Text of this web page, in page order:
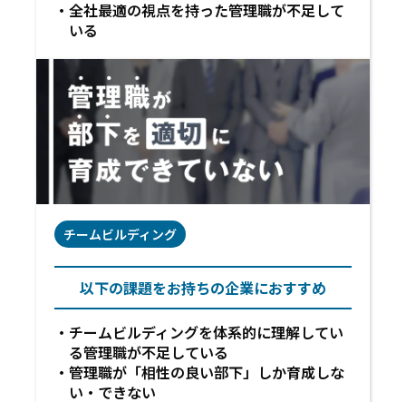
全社最適の視点を持った管理職が不足して
いる
チームビルディング
以下の課題をお持ちの企業におすすめ
チームビルディングを体系的に理解してい
る管理職が不足している
管理職が「相性の良い部下」しか育成しな
い・できない